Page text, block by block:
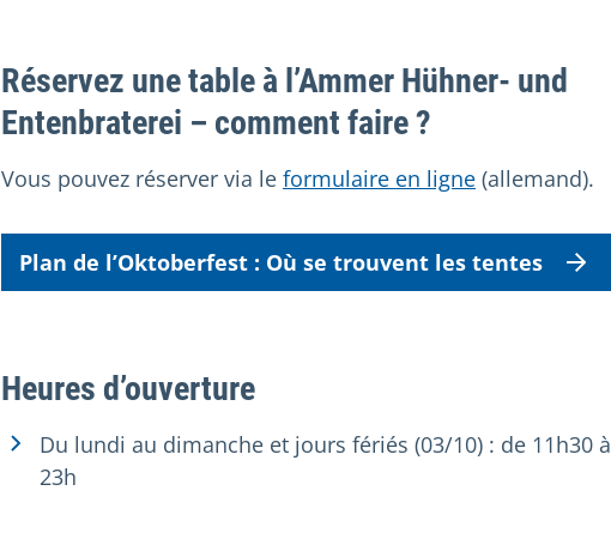
Réservez une table à l’Ammer Hühner- und
Entenbraterei – comment faire ?
Vous pouvez réserver via le formulaire en ligne (allemand).
Plan de l’Oktoberfest : Où se trouvent les tentes
Heures d’ouverture
Du lundi au dimanche et jours fériés (03/10) : de 11h30 à
23h